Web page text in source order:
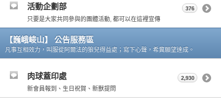
活動企劃部
只要是大家共同參與的團體活動, 都可以在這裡宣傳
376
【巍峨峻山】 公告服務區
凡事互相效力，叫服從阿爾法的狼兒得益處；寫下心聲，希冀願望達成。
肉球蓋印處
新會員報到、生日祝賀、新獸提問
2,930